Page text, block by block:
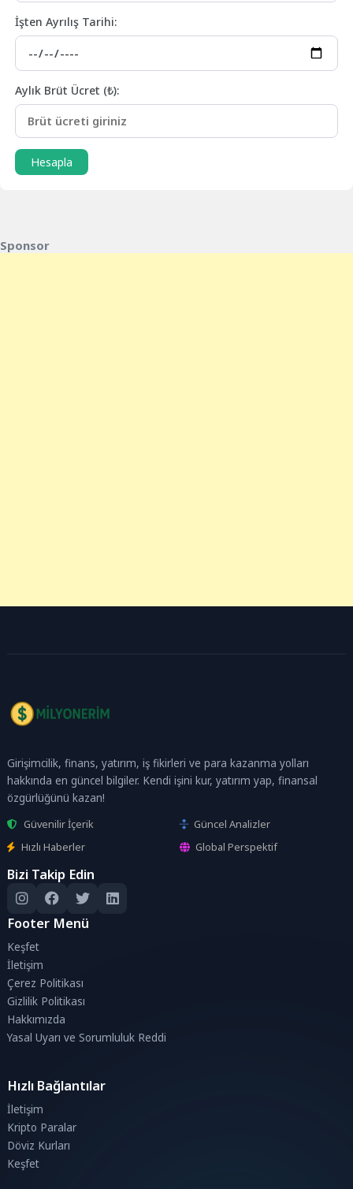
İşten Ayrılış Tarihi:
Aylık Brüt Ücret (₺):
Hesapla
Sponsor
Girişimcilik, finans, yatırım, iş fikirleri ve para kazanma yolları
hakkında en güncel bilgiler. Kendi işini kur, yatırım yap, finansal
özgürlüğünü kazan!
Güvenilir İçerik
Güncel Analizler
Hızlı Haberler
Global Perspektif
Bizi Takip Edin
Footer Menü
Keşfet
İletişim
Çerez Politikası
Gizlilik Politikası
Hakkımızda
Yasal Uyarı ve Sorumluluk Reddi
Hızlı Bağlantılar
İletişim
Kripto Paralar
Döviz Kurları
Keşfet